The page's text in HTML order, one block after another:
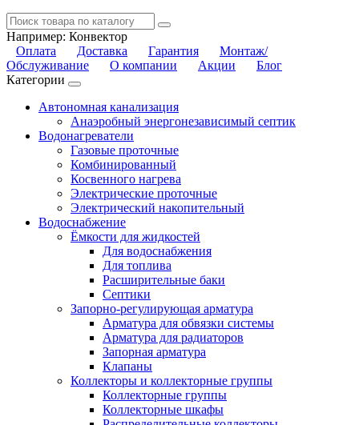
Например: Конвектор
Оплата
Доставка Гарантия
Монтаж/
Обслуживание
О компании Акции
Блог
Категории
Автономная канализация
Анаэробный энергонезависимый септик
Водонагреватели
Газовые проточные
Комбинированный
Косвенного нагрева
Электрические проточные
Электрический накопительный
Водоснабжение
Ёмкости для жидкостей
Для водоснабжения
Для топлива
Расширительные баки
Септики
Запорно-регулирующая арматура
Арматура для обвязки системы
Арматура для радиаторов
Запорная арматура
Клапаны
Коллекторы и коллекторные группы
Коллекторные группы
Коллекторные шкафы